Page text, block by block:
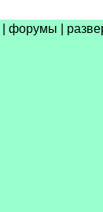
форумы